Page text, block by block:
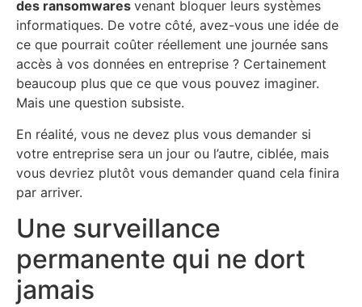
des ransomwares venant bloquer leurs systèmes
informatiques. De votre côté, avez-vous une idée de
ce que pourrait coûter réellement une journée sans
accès à vos données en entreprise ? Certainement
beaucoup plus que ce que vous pouvez imaginer.
Mais une question subsiste.
En réalité, vous ne devez plus vous demander si
votre entreprise sera un jour ou l’autre, ciblée, mais
vous devriez plutôt vous demander quand cela finira
par arriver.
Une surveillance
permanente qui ne dort
jamais